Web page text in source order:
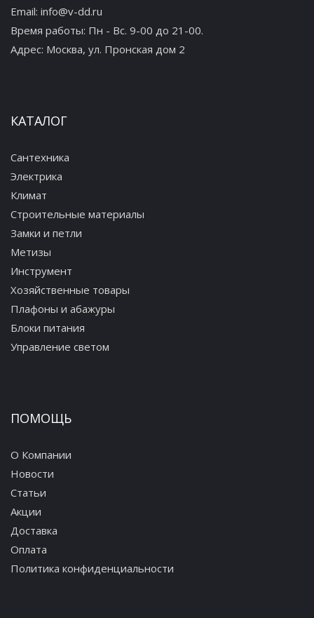
Email: info@v-dd.ru
Время работы: Пн - Вс. 9-00 до 21-00.
Адрес: Москва, ул. Пронская дом 2
КАТАЛОГ
Сантехника
Электрика
Климат
Строительные материалы
Замки и петли
Метизы
Инструмент
Хозяйственные товары
Плафоны и абажуры
Блоки питания
Управление светом
ПОМОЩЬ
О Компании
Новости
Статьи
Акции
Доставка
Оплата
Политика конфиденциальности